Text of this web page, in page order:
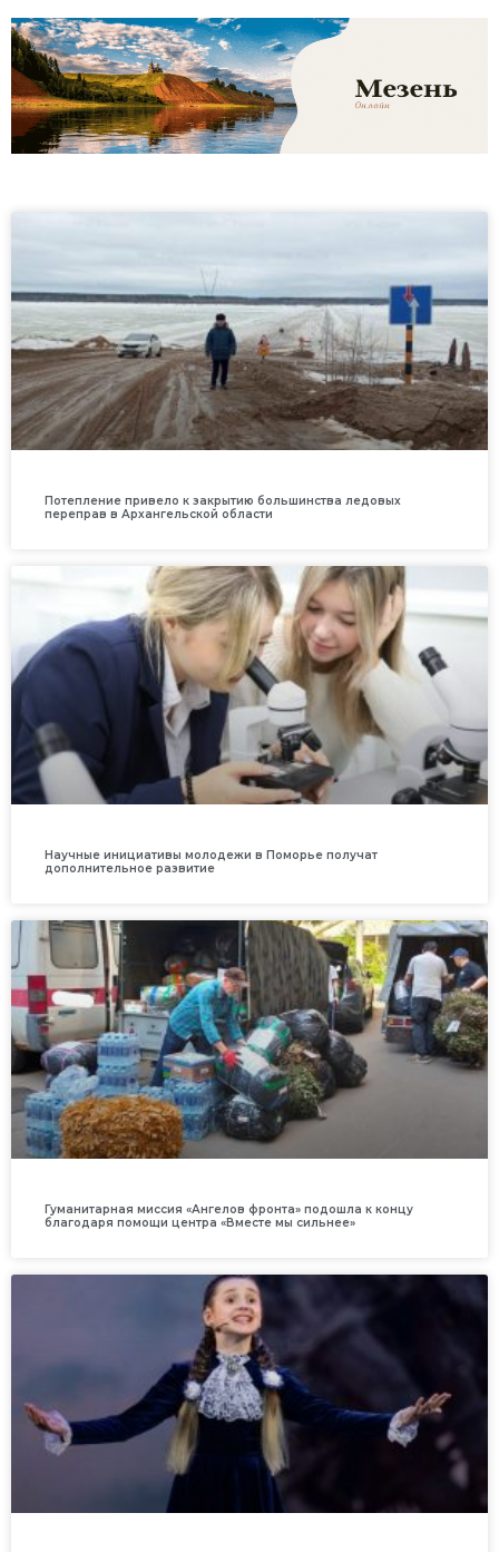
Потепление привело к закрытию большинства ледовых
переправ в Архангельской области
Научные инициативы молодежи в Поморье получат
дополнительное развитие
Гуманитарная миссия «Ангелов фронта» подошла к концу
благодаря помощи центра «Вместе мы сильнее»